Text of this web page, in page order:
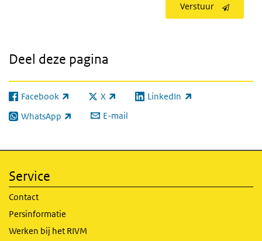
Verstuur
Deel deze pagina
Facebook
(externe link) X
(externe link) LinkedIn
(externe link)
WhatsApp
(externe link) E-mail
Service
Contact
Persinformatie
Werken bij het RIVM